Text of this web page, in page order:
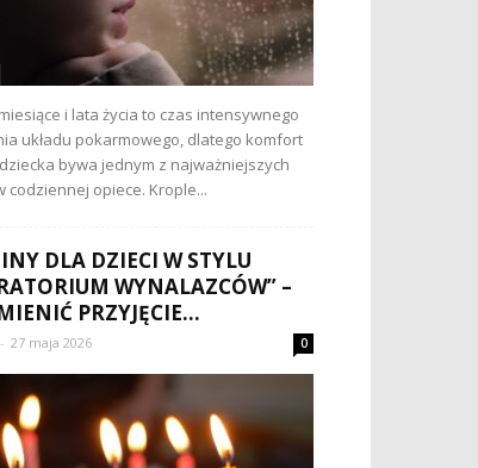
i lata życia to czas intensywnego
układu pokarmowego, dlatego komfort
bywa jednym z najważniejszych
codziennej opiece. Krople...
DLA DZIECI W STYLU
WYNALAZCÓW” –
PRZYJĘCIE...
- 27 maja 2026 0